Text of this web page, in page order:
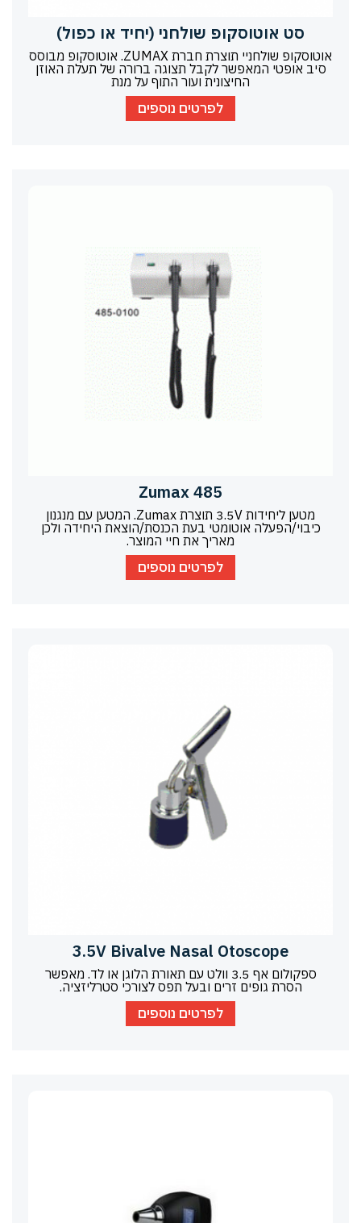
סט אוטוסקופ שולחני (יחיד או כפול)
אוטוסקופ שולחניי תוצרת חברת ZUMAX. אוטוסקופ מבוסס
סיב אופטי המאפשר לקבל תצוגה ברורה של תעלת האוזן
החיצונית ועור התוף על מנת
לפרטים נוספים
Zumax 485
מטען ליחידות 3.5V תוצרת Zumax. המטען עם מנגנון
כיבוי/הפעלה אוטומטי בעת הכנסת/הוצאת היחידה ולכן
מאריך את חיי המוצר.
לפרטים נוספים
3.5V Bivalve Nasal Otoscope
ספקולום אף 3.5 וולט עם תאורת הלוגן או לד. מאפשר
הסרת גופים זרים ובעל תפס לצורכי סטרליזציה.
לפרטים נוספים